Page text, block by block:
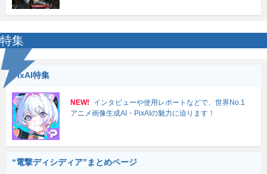
特集
PixAI特集
NEW!
インタビューや使用レポートなどで、世界No.1
アニメ画像生成AI・PixAIの魅力に迫ります！
“電撃ディシディア”まとめページ